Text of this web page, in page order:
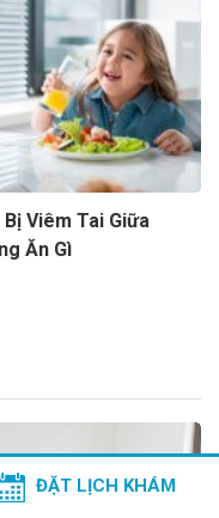
Viêm Tai Giữa
Ăn Gì
ĐẶT LỊCH KHÁM